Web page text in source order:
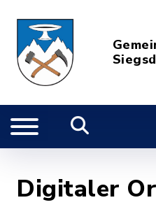
Digitaler